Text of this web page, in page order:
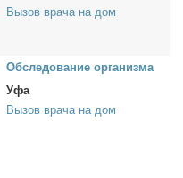
Вызов врача на дом
Об­сле­до­ва­ние ор­га­низ­ма
Уфа
Вызов врача на дом